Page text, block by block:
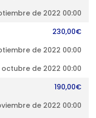
de 2022 00:00
230,00€
de 2022 00:00
octubre de 2022 00:00
190,00€
de 2022 00:00